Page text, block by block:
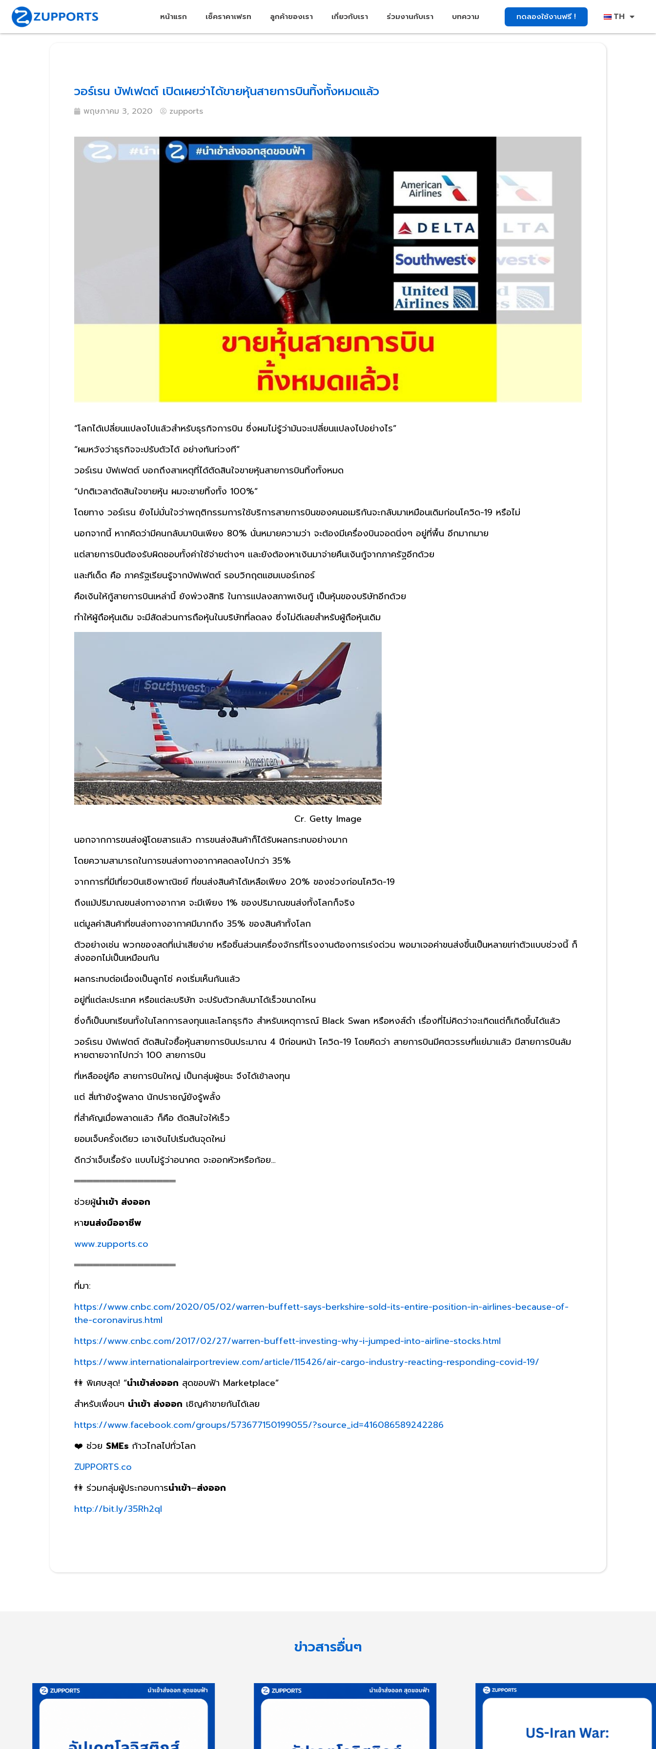
หน้าแรก เช็คราคาเฟรท ลูกค้าของเรา เกี่ยวกับเรา ร่วมงานกับเรา บทความ ทดลองใช้งานฟรี ! TH
วอร์เรน บัฟเฟตต์ เปิดเผยว่าได้ขายหุ้นสายการบินทิ้งทั้งหมดแล้ว
พฤษภาคม 3, 2020 zupports
“โลกได้เปลี่ยนแปลงไปแล้วสำหรับธุรกิจการบิน ซึ่งผมไม่รู้ว่ามันจะเปลี่ยนแปลงไปอย่างไร”
“ผมหวังว่าธุรกิจจะปรับตัวได้ อย่างทันท่วงที”
วอร์เรน บัฟเฟตต์ บอกถึงสาเหตุที่ได้ตัดสินใจขายหุ้นสายการบินทิ้งทั้งหมด
“ปกติเวลาตัดสินใจขายหุ้น ผมจะขายทิ้งทั้ง 100%”
โดยทาง วอร์เรน ยังไม่มั่นใจว่าพฤติกรรมการใช้บริการสายการบินของคนอเมริกันจะกลับมาเหมือนเดิมก่อนโควิด-19 หรือไม่
นอกจากนี้ หากคิดว่ามีคนกลับมาบินเพียง 80% นั่นหมายความว่า จะต้องมีเครื่องบินจอดนิ่งๆ อยู่ที่พื้น อีกมากมาย
แต่สายการบินต้องรับผิดชอบทั้งค่าใช้จ่ายต่างๆ และยังต้องหาเงินมาจ่ายคืนเงินกู้จากภาครัฐอีกด้วย
และทีเด็ด คือ ภาครัฐเรียนรู้จากบัฟเฟตต์ รอบวิกฤตแฮมเบอร์เกอร์
คือเงินให้กู้สายการบินเหล่านี้ ยังพ่วงสิทธิ ในการแปลงสภาพเงินกู้ เป็นหุ้นของบริษัทอีกด้วย
ทำให้ผู้ถือหุ้นเดิม จะมีสัดส่วนการถือหุ้นในบริษัทที่ลดลง ซึ่งไม่ดีเลยสำหรับผู้ถือหุ้นเดิม
Cr. Getty Image
นอกจากการขนส่งผู้โดยสารแล้ว การขนส่งสินค้าก็ได้รับผลกระทบอย่างมาก
โดยความสามารถในการขนส่งทางอากาศลดลงไปกว่า 35%
จากการที่มีเที่ยวบินเชิงพาณิชย์ ที่ขนส่งสินค้าได้เหลือเพียง 20% ของช่วงก่อนโควิด-19
ถึงแม้ปริมาณขนส่งทางอากาศ จะมีเพียง 1% ของปริมาณขนส่งทั้งโลกก็จริง
แต่มูลค่าสินค้าที่ขนส่งทางอากาศมีมากถึง 35% ของสินค้าทั้งโลก
ตัวอย่างเช่น พวกของสดที่เน่าเสียง่าย หรือชิ้นส่วนเครื่องจักรที่โรงงานต้องการเร่งด่วน พอมาเจอค่าขนส่งขึ้นเป็นหลายเท่าตัวแบบช่วงนี้ ก็
ส่งออกไม่เป็นเหมือนกัน
ผลกระทบต่อเนื่องเป็นลูกโซ่ คงเริ่มเห็นกันแล้ว
อยู่ที่แต่ละประเทศ หรือแต่ละบริษัท จะปรับตัวกลับมาได้เร็วขนาดไหน
ซึ่งก็เป็นบทเรียนทั้งในโลกการลงทุนและโลกธุรกิจ สำหรับเหตุการณ์ Black Swan หรือหงส์ดำ เรื่องที่ไม่คิดว่าจะเกิดแต่ก็เกิดขึ้นได้แล้ว
วอร์เรน บัฟเฟตต์ ตัดสินใจซื้อหุ้นสายการบินประมาณ 4 ปีก่อนหน้า โควิด-19 โดยคิดว่า สายการบินมีศตวรรษที่แย่มาแล้ว มีสายการบินล้ม
หายตายจากไปกว่า 100 สายการบิน
ที่เหลืออยู่คือ สายการบินใหญ่ เป็นกลุ่มผู้ชนะ จึงได้เข้าลงทุน
แต่ สี่เท้ายังรู้พลาด นักปราชญ์ยังรู้พลั้ง
ที่สำคัญเมื่อพลาดแล้ว ก็คือ ตัดสินใจให้เร็ว
ยอมเจ็บครั้งเดียว เอาเงินไปเริ่มต้นจุดใหม่
ดีกว่าเจ็บเรื้อรัง แบบไม่รู้ว่าอนาคต จะออกหัวหรือก้อย…
════════════════
ช่วยผู้นำเข้า ส่งออก
หาขนส่งมืออาชีพ
www.zupports.co
════════════════
ที่มา:
https://www.cnbc.com/2020/05/02/warren-buffett-says-berkshire-sold-its-entire-position-in-airlines-because-of-
the-coronavirus.html
https://www.cnbc.com/2017/02/27/warren-buffett-investing-why-i-jumped-into-airline-stocks.html
https://www.internationalairportreview.com/article/115426/air-cargo-industry-reacting-responding-covid-19/
👫 พิเศษสุด! “นำเข้าส่งออก สุดขอบฟ้า Marketplace”
สำหรับเพื่อนๆ นำเข้า ส่งออก เชิญค้าขายกันได้เลย
https://www.facebook.com/groups/573677150199055/?source_id=416086589242286
❤️ ช่วย SMEs ก้าวไกลไปทั่วโลก
ZUPPORTS.co
👫 ร่วมกลุ่มผู้ประกอบการนำเข้า–ส่งออก
http://bit.ly/35Rh2ql
ข่าวสารอื่นๆ